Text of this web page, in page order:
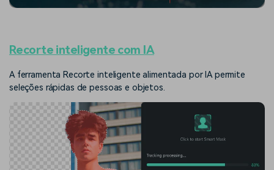
Recorte inteligente com IA
A ferramenta Recorte inteligente alimentada por IA permite
seleções rápidas de pessoas e objetos.